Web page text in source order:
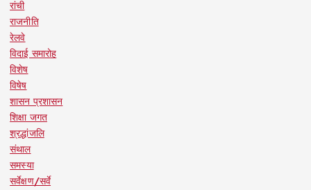
रांची
राजनीति
रेलवे
विदाई समारोह
विशेष
विषेष
शासन प्रशासन
शिक्षा जगत
श्रद्धांजलि
संथाल
समस्या
सर्वेक्षण/सर्वे